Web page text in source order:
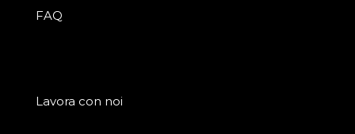
FAQ
Lavora con noi